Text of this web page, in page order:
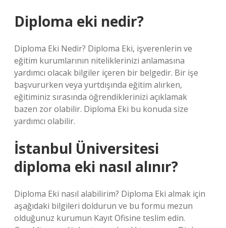
Diploma eki nedir?
Diploma Eki Nedir? Diploma Eki, işverenlerin ve
eğitim kurumlarının niteliklerinizi anlamasına
yardımcı olacak bilgiler içeren bir belgedir. Bir işe
başvururken veya yurtdışında eğitim alırken,
eğitiminiz sırasında öğrendiklerinizi açıklamak
bazen zor olabilir. Diploma Eki bu konuda size
yardımcı olabilir.
İstanbul Üniversitesi
diploma eki nasıl alınır?
Diploma Eki nasıl alabilirim? Diploma Eki almak için
aşağıdaki bilgileri doldurun ve bu formu mezun
olduğunuz kurumun Kayıt Ofisine teslim edin.